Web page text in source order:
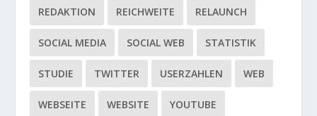
REDAKTION REICHWEITE RELAUNCH
SOCIAL MEDIA SOCIAL WEB STATISTIK
STUDIE TWITTER USERZAHLEN WEB
WEBSEITE WEBSITE YOUTUBE